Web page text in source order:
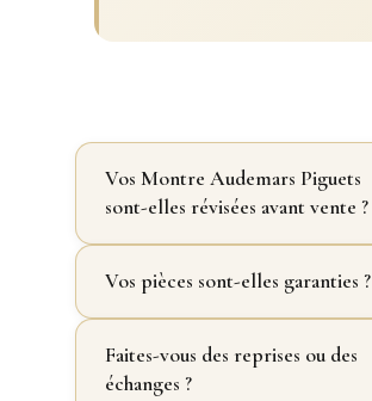
Vos Montre Audemars Piguets
sont-elles révisées avant vente ?
Vos pièces sont-elles garanties ?
Faites-vous des reprises ou des
échanges ?